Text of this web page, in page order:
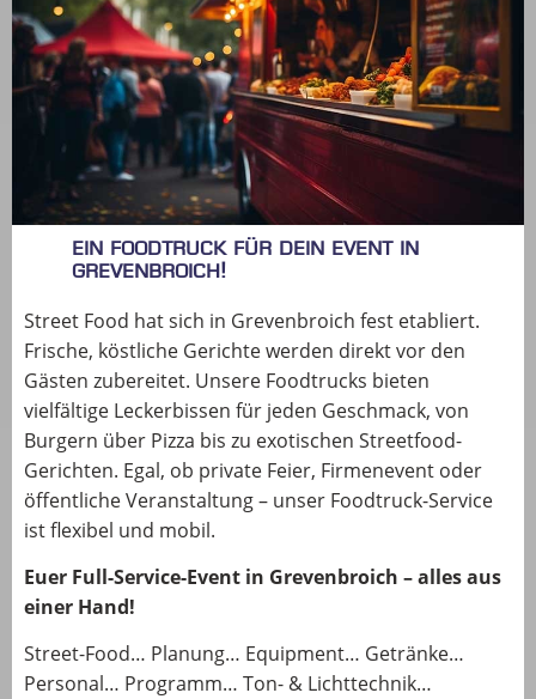
Ein Foodtruck für dein Event in
GREVENBROICH!
Street Food hat sich in Grevenbroich fest etabliert.
Frische, köstliche Gerichte werden direkt vor den
Gästen zubereitet. Unsere Foodtrucks bieten
vielfältige Leckerbissen für jeden Geschmack, von
Burgern über Pizza bis zu exotischen Streetfood-
Gerichten. Egal, ob private Feier, Firmenevent oder
öffentliche Veranstaltung – unser Foodtruck-Service
ist flexibel und mobil.
Euer Full-Service-Event in Grevenbroich – alles aus
einer Hand!
Street-Food… Planung… Equipment… Getränke…
Personal… Programm… Ton- & Lichttechnik…